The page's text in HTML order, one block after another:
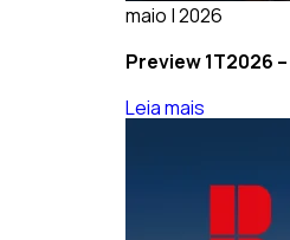
maio | 2026
Preview 1T2026
Leia mais